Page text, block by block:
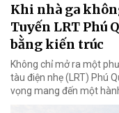
Khi nhà ga
Tuyến LRT Phú
bằng kiến trúc
Không chỉ mở ra một
tàu điện nhẹ (LRT) Phú
vọng mang đến một